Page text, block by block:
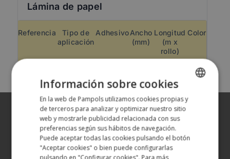
Lámina de papel
Referencia
Tipo de
aplicación
AdhesivoAncho
(mm)
Longitud
(m x
rollo)
Color
Sobre nosotros
Nuestros productos
Más información
SPANISH
ENGLISH
Información sobre cookies
En la web de Pampols utilizamos cookies propias y
de terceros para analizar y optimizar nuestro sitio
web y mostrarle publicidad relacionada con sus
preferencias según sus hábitos de navegación.
Puede aceptar todas las cookies pulsando el botón
"Aceptar cookies" o bien puede configurarlas
pulsando en "Configurar cookies". Para más